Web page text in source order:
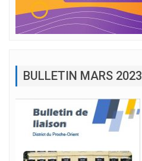
BULLETIN MARS 2023